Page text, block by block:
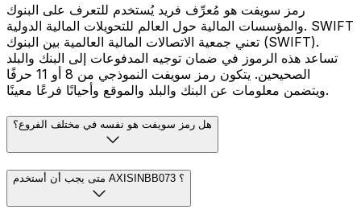
رمز سويفت هو مُعرِّف فريد يُستخدم للتعرف على البنوك
والمؤسسات المالية حول العالم للتحويلات المالية الدولية. SWIFT
تعني جمعية الاتصالات المالية العالمية بين البنوك (SWIFT).
تساعد هذه الرموز في ضمان توجيه المدفوعات إلى البنك والبلد
الصحيحين. يتكون رمز سويفت النموذجي من 8 أو 11 حرفًا
ويتضمن معلومات عن البنك والبلد والموقع وأحيانًا فرعًا معينًا.
هل رمز سويفت هو نفسه في مختلف الفروع؟
متى يجب أن أستخدم AXISINBB073 ؟